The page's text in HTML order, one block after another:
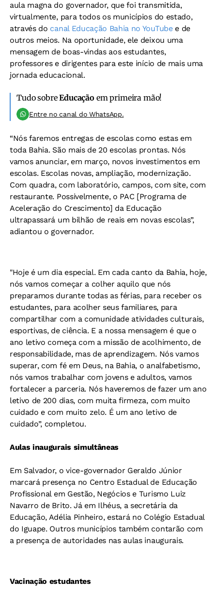
aula magna do governador, que foi transmitida,
virtualmente, para todos os municípios do estado,
através do canal Educação Bahia no YouTubee de
outros meios. Na oportunidade, ele deixou uma
mensagem de boas-vindas aos estudantes,
professores e dirigentes para este início de mais uma
jornada educacional.
Tudo sobreEducação em primeira mão!
Entre no canal do WhatsApp.
“Nós faremos entregas de escolas como estas em
toda Bahia. São mais de 20 escolas prontas. Nós
vamos anunciar, em março, novos investimentos em
escolas. Escolas novas, ampliação, modernização.
Com quadra, com laboratório, campos, com site, com
restaurante. Possivelmente, o PAC [Programa de
Aceleração do Crescimento] da Educação
ultrapassará um bilhão de reais em novas escolas”,
adiantou o governador.
"Hoje é um dia especial. Em cada canto da Bahia, hoje,
nós vamos começar a colher aquilo que nós
preparamos durante todas as férias, para receber os
estudantes, para acolher seus familiares, para
compartilhar com a comunidade atividades culturais,
esportivas, de ciência. E a nossa mensagem é que o
ano letivo começa com a missão de acolhimento, de
responsabilidade, mas de aprendizagem. Nós vamos
superar, com fé em Deus, na Bahia, o analfabetismo,
nós vamos trabalhar com jovens e adultos, vamos
fortalecer a parceria. Nós haveremos de fazer um ano
letivo de 200 dias, com muita firmeza, com muito
cuidado e com muito zelo. É um ano letivo de
cuidado”, completou.
Aulas inaugurais simultâneas
Em Salvador, o vice-governador Geraldo Júnior
marcará presença no Centro Estadual de Educação
Profissional em Gestão, Negócios e Turismo Luiz
Navarro de Brito. Já em Ilhéus, a secretária da
Educação, Adélia Pinheiro, estará no Colégio Estadual
do Iguape. Outros municípios também contarão com
a presença de autoridades nas aulas inaugurais.
Vacinação estudantes